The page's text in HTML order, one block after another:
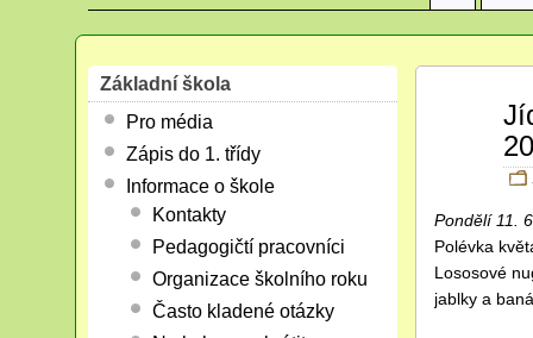
Pondělí 11.
Polévka
Lososové
jablky a
Základní škola
Pro média
Zápis do 1. třídy
Informace o škole
Kontakty
Pedagogičtí pracovníci
Organizace školního roku
Často kladené otázky